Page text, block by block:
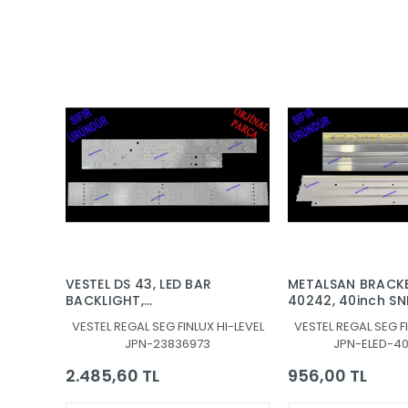
VESTEL DS 43, LED BAR
BACKLIGHT,
M_V04, JL.D430B1330-
078BS-M_V03,
30108746CA11 ,
30108747CB11
VESTEL REGAL SEG FINLUX HI-LEVEL
JPN-23836973
2.485,60 TL
METALSAN
40242, 40inch
131219, 30080939
VESTEL REGAL SEG
JPN-ELED-
956,00 TL